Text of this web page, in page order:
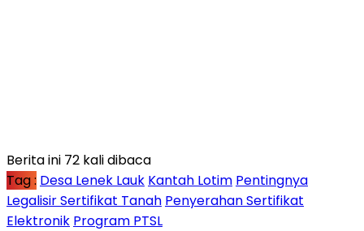
Berita ini 72 kali dibaca
Tag : Desa Lenek Lauk Kantah Lotim Pentingnya
Legalisir Sertifikat Tanah Penyerahan Sertifikat
Elektronik Program PTSL